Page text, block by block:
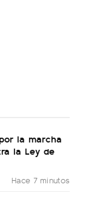
la marcha
la Ley de
Hace 7 minutos